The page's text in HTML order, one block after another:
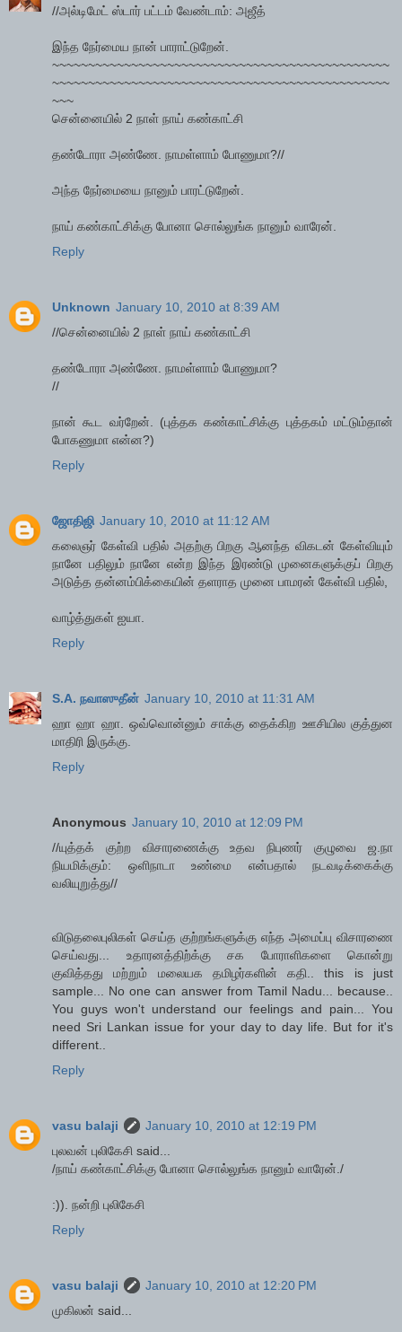
//அல்டிமேட் ஸ்டார் பட்டம் வேண்டாம்: அஜீத்
இந்த நேர்மைய நான் பாராட்டுறேன்.
~~~~~~~~~~~~~~~~~~~~~~~~~~~~~~~~~~~~~~~~~~~~~~~
~~~~~~~~~~~~~~~~~~~~~~~~~~~~~~~~~~~~~~~~~~~~~~~
~~~
சென்னையில் 2 நாள் நாய் கண்காட்சி
தண்டோரா அண்ணே. நாமள்ளாம் போணுமா?//
அந்த நேர்மையை நானும் பாரட்டுறேன்.
நாய் கண்காட்சிக்கு போனா சொல்லுங்க நானும் வாரேன்.
Reply
Unknown January 10, 2010 at 8:39 AM
//சென்னையில் 2 நாள் நாய் கண்காட்சி
தண்டோரா அண்ணே. நாமள்ளாம் போணுமா?
//
நான் கூட வர்றேன். (புத்தக கண்காட்சிக்கு புத்தகம் மட்டும்தான்
போகணுமா என்ன?)
Reply
ஜோதிஜி January 10, 2010 at 11:12 AM
கலைஞர் கேள்வி பதில் அதற்கு பிறகு ஆனந்த விகடன் கேள்வியும்
நானே பதிலும் நானே என்ற இந்த இரண்டு முனைகளுக்குப் பிறகு
அடுத்த தன்னம்பிக்கையின் தளராத முனை பாமரன் கேள்வி பதில்,
வாழ்த்துகள் ஐயா.
Reply
S.A. நவாஸுதீன் January 10, 2010 at 11:31 AM
ஹா ஹா ஹா. ஒவ்வொன்னும் சாக்கு தைக்கிற ஊசியில குத்துன
மாதிரி இருக்கு.
Reply
Anonymous January 10, 2010 at 12:09 PM
//யுத்தக் குற்ற விசாரணைக்கு உதவ நிபுணர் குழுவை ஜ.நா
நியமிக்கும்: ஒளிநாடா உண்மை என்பதால் நடவடிக்கைக்கு
வலியுறுத்து//
விடுதலைபுலிகள் செய்த குற்றங்களுக்கு எந்த அமைப்பு விசாரணை
செய்வது... உதாரனத்திற்க்கு சக போராளிகளை கொன்று
குவித்தது மற்றும் மலையக தமிழர்களின் கதி.. this is just
sample... No one can answer from Tamil Nadu... because..
You guys won't understand our feelings and pain... You
need Sri Lankan issue for your day to day life. But for it's
different..
Reply
vasu balaji
January 10, 2010 at 12:19 PM
புலவன் புலிகேசி said...
/நாய் கண்காட்சிக்கு போனா சொல்லுங்க நானும் வாரேன்./
:)). நன்றி புலிகேசி
Reply
vasu balaji
January 10, 2010 at 12:20 PM
முகிலன் said...